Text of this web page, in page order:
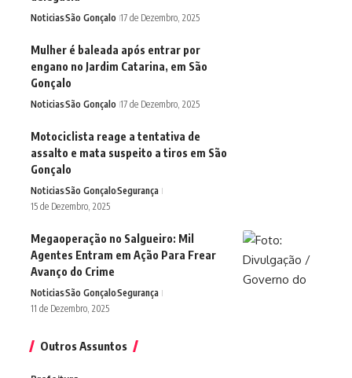
NoticiasSão Gonçalo 17 de Dezembro, 2025
Mulher é baleada após entrar por
engano no Jardim Catarina, em São
Gonçalo
NoticiasSão Gonçalo 17 de Dezembro, 2025
Motociclista reage a tentativa de
assalto e mata suspeito a tiros em São
Gonçalo
NoticiasSão GonçaloSegurança
15 de Dezembro, 2025
Megaoperação no Salgueiro: Mil
Agentes Entram em Ação Para Frear
Avanço do Crime
NoticiasSão GonçaloSegurança
11 de Dezembro, 2025
Outros Assuntos